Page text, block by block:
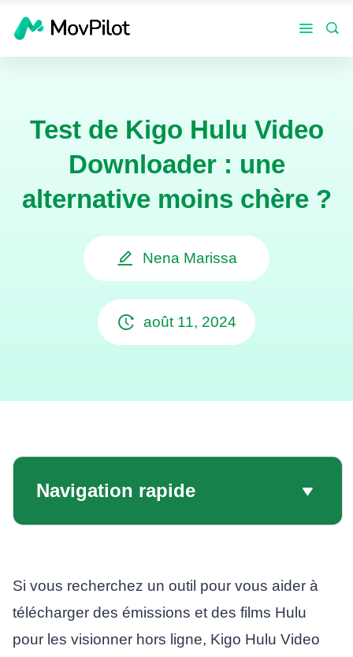
Test de Kigo Hulu Video
Downloader : une
alternative moins chère ?
Nena Marissa
août 11, 2024
Navigation rapide
Si vous recherchez un outil pour vous aider à
télécharger des émissions et des films Hulu
pour les visionner hors ligne, Kigo Hulu Video